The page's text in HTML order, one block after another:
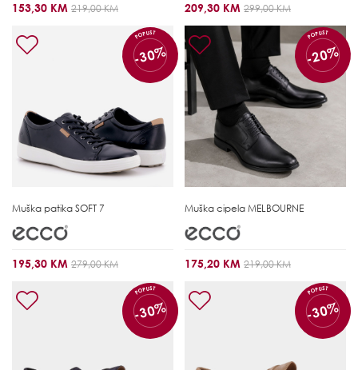
153,30 KM 219,00 KM 209,30 KM 299,00 KM
POPUST
-30%
Muška patika SOFT 7
195,30 KM 279,00 KM
POPUST
-20%
Muška cipela MELBOURNE
175,20 KM 219,00 KM
POPUST
-30%
POPUST
-30%